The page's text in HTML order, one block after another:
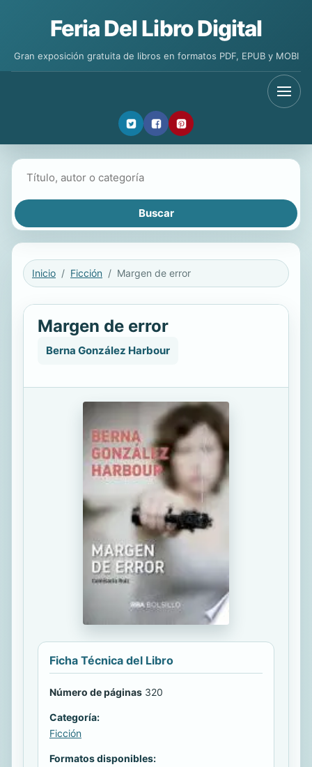
Feria Del Libro Digital
Gran exposición gratuita de libros en formatos PDF, EPUB y MOBI
Inicio Ficción Margen de error
Margen de error
Berna González Harbour
Ficha Técnica del Libro
Número de páginas 320
Categoría:
Ficción
Formatos disponibles: